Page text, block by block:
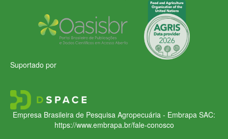
Suportado por
Empresa Brasileira de Pesquisa Agropecuária - Embrapa SAC:
https://www.embrapa.br/fale-conosco